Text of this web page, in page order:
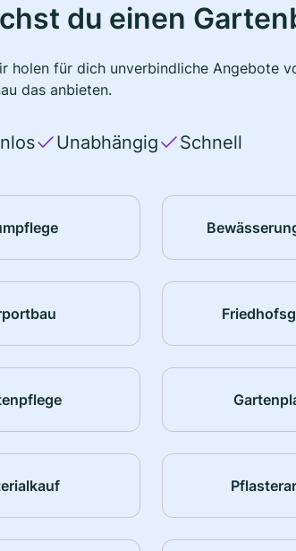
du einen
für dich unverbindliche Angebote
das anbieten.
Unabhängig Schnell